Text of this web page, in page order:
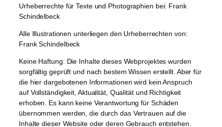
Urheberrechte für Texte und Photographien bei: Frank
Schindelbeck
Alle Illustrationen unterliegen den Urheberrechten von:
Frank Schindelbeck
Keine Haftung: Die Inhalte dieses Webprojektes wurden
sorgfältig geprüft und nach bestem Wissen erstellt. Aber für
die hier dargebotenen Informationen wird kein Anspruch
auf Vollständigkeit, Aktualität, Qualität und Richtigkeit
erhoben. Es kann keine Verantwortung für Schäden
übernommen werden, die durch das Vertrauen auf die
Inhalte dieser Website oder deren Gebrauch entstehen.